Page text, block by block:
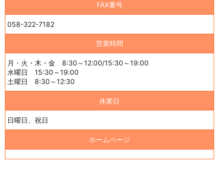
FAX番号
058-322-7182
営業時間
月・火・木・金 8:30～12:00/15:30～19:00
水曜日 15:30～19:00
土曜日 8:30～12:30
休業日
日曜日、祝日
ホームページ